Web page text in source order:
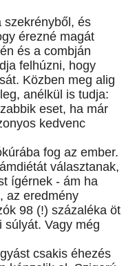
szekrényből, és
érezné magát
és a combján
felhúzni, hogy
Közben meg alig
anélkül is tudja:
eset, ha már
kedvenc
fog az ember.
választanak,
ígérnek - ám ha
az eredmény
98 (!) százaléka öt
Vagy még
csakis éhezés